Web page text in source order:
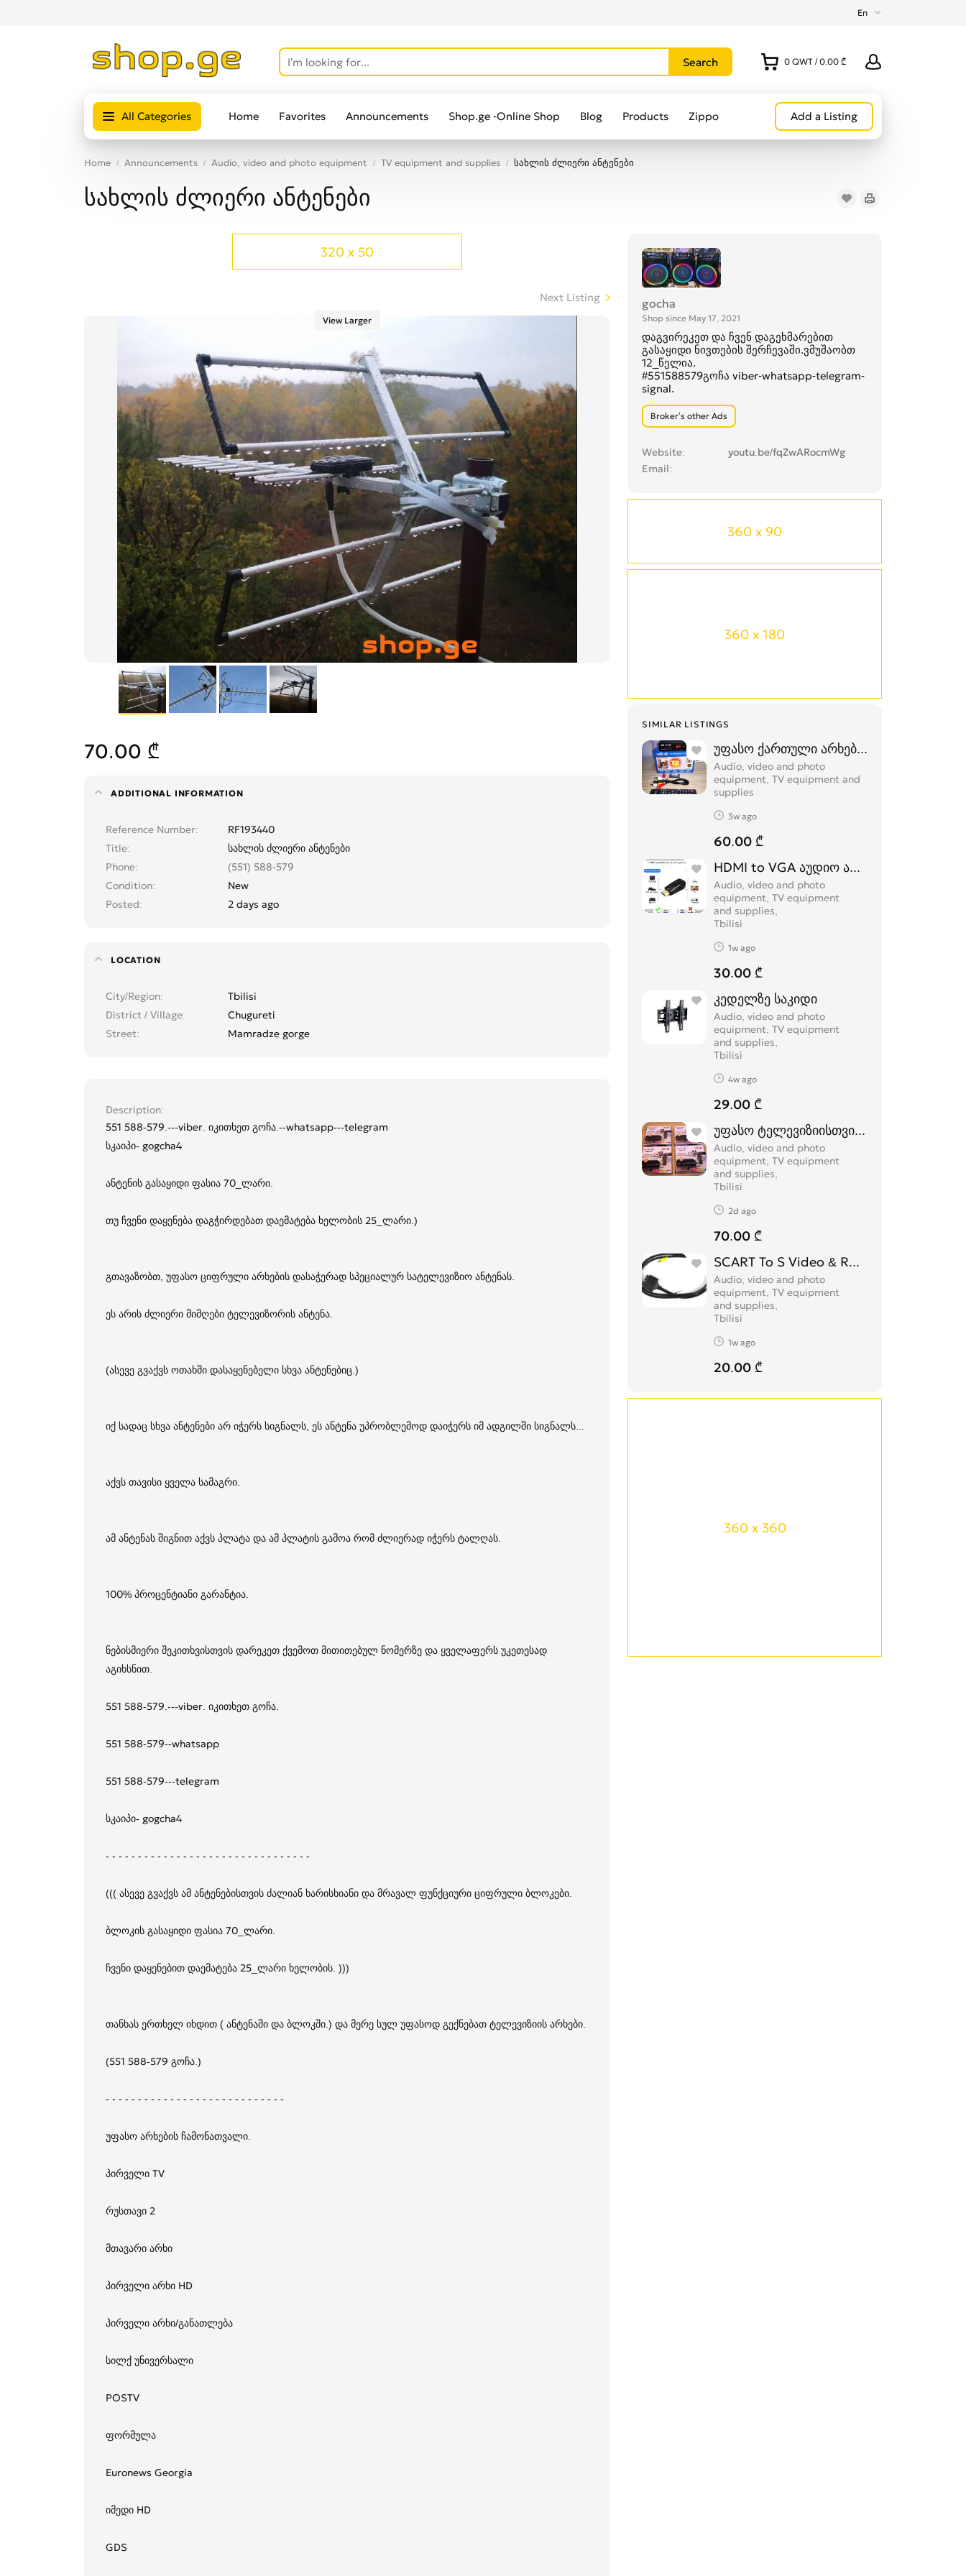
En
0 QWT / 0.00 ₾
All Categories Home Favorites Announcements Shop.ge -Online Shop Blog Products Zippo Add a Listing
Home Announcements Audio, video and photo equipment TV equipment and supplies სახლის ძლიერი ანტენები
სახლის ძლიერი ანტენები
gocha
Shop since May 17, 2021
დაგვირეკეთ და ჩვენ დაგეხმარებით
გასაყიდი ნივთების შერჩევაში.ვმუშაობთ
12_წელია.
#551588579გოჩა viber-whatsapp-telegram-
signal.
Broker’s other Ads
Website
youtu.be/fqZwARocmWg
Email
360 x 90
360 x 180
SIMILAR LISTINGS
უფასო ქართული არხებისთვის
Audio, video and photo
equipment, TV equipment and
supplies
3w ago
60.00 ₾
HDMI to VGA აუდიო ადაპტერი
Audio, video and photo
equipment, TV equipment
and supplies
Tbilisi
1w ago
30.00 ₾
კედელზე საკიდი
Audio, video and photo
equipment, TV equipment
and supplies
Tbilisi
4w ago
29.00 ₾
უფასო ტელევიზიისთვის ბლოკები (DVB)
Audio, video and photo
equipment, TV equipment
and supplies
Tbilisi
2d ago
70.00 ₾
SCART To S Video & RCA კაბელი
Audio, video and photo
equipment, TV equipment
and supplies
Tbilisi
1w ago
20.00 ₾
360 x 360
320 x 50
Next Listing
View Larger
70.00 ₾
ADDITIONAL INFORMATION
Reference Number
RF193440
Title
სახლის ძლიერი ანტენები
Phone
(551) 588-579
Condition
New
Posted
2 days ago
LOCATION
City/Region
Tbilisi
District / Village
Chugureti
Street
Mamradze gorge
Description
551 588-579.---viber. იკითხეთ გოჩა.--whatsapp---telegram
სკაიპი- gogcha4
ანტენის გასაყიდი ფასია 70_ლარი.
თუ ჩვენი დაყენება დაგჭირდებათ დაემატება ხელობის 25_ლარი.)
გთავაზობთ, უფასო ციფრული არხების დასაჭერად სპეციალურ სატელევიზიო ანტენას.
ეს არის ძლიერი მიმღები ტელევიზორის ანტენა.
(ასევე გვაქვს ოთახში დასაყენებელი სხვა ანტენებიც.)
იქ სადაც სხვა ანტენები არ იჭერს სიგნალს, ეს ანტენა უპრობლემოდ დაიჭერს იმ ადგილში სიგნალს...
აქვს თავისი ყველა სამაგრი.
ამ ანტენას შიგნით აქვს პლატა და ამ პლატის გამოა რომ ძლიერად იჭერს ტალღას.
100% პროცენტიანი გარანტია.
ნებისმიერი შეკითხვისთვის დარეკეთ ქვემოთ მითითებულ ნომერზე და ყველაფერს უკეთესად
აგიხსნით.
551 588-579.---viber. იკითხეთ გოჩა.
551 588-579--whatsapp
551 588-579---telegram
სკაიპი- gogcha4
- - - - - - - - - - - - - - - - - - - - - - - - - - - - - - - -
((( ასევე გვაქვს ამ ანტენებისთვის ძალიან ხარისხიანი და მრავალ ფუნქციური ციფრული ბლოკები.
ბლოკის გასაყიდი ფასია 70_ლარი.
ჩვენი დაყენებით დაემატება 25_ლარი ხელობის. )))
თანხას ერთხელ იხდით ( ანტენაში და ბლოკში.) და მერე სულ უფასოდ გექნებათ ტელევიზიის არხები.
(551 588-579 გოჩა.)
- - - - - - - - - - - - - - - - - - - - - - - - - - - -
უფასო არხების ჩამონათვალი.
პირველი TV
რუსთავი 2
მთავარი არხი
პირველი არხი HD
პირველი არხი/განათლება
სილქ უნივერსალი
POSTV
ფორმულა
Euronews Georgia
იმედი HD
GDS